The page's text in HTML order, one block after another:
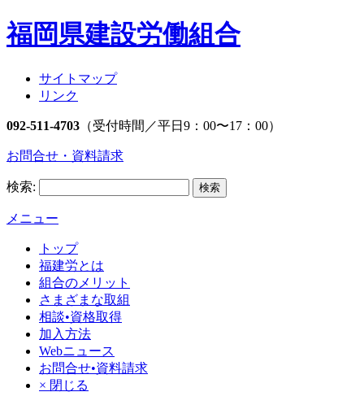
福岡県建設労働組合
サイトマップ
リンク
092-511-4703 （受付時間／平日9：00〜17：00）
お問合せ・資料請求
検索:
メニュー
トップ
福建労とは
組合のメリット
さまざまな取組
相談•資格取得
加入方法
Webニュース
お問合せ•資料請求
× 閉じる